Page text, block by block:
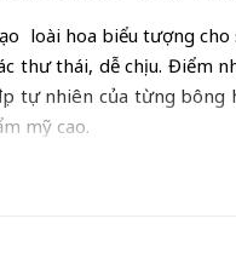
loài hoa biểu tượng
thư thái, dễ chịu. Điểm
tự nhiên của từng
mỹ cao.
Mai Tinh Khôi” còn
tinh tế trong cuộc